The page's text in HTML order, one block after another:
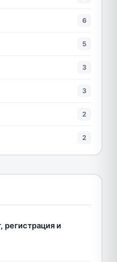
6
5
3
3
2
2
регистрация и